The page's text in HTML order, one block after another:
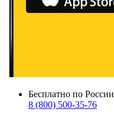
Бесплатно по России
8 (800) 500-35-76